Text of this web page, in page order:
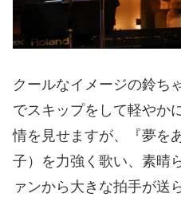
クールなイメージの鈴ち
でスキップをして軽やか
情を見せますが、『夢を
子）を力強く歌い、素晴
ァンから大きな拍手が送